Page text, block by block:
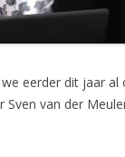
eerder dit jaar al
Sven van der